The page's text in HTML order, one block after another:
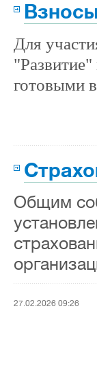
Для
готовыми
Общим
27.02.2026 09:26